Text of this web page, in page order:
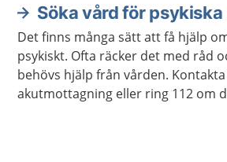
Söka vård för
Det finns många sätt att få hjälp
psykiskt. Ofta räcker det med råd
behövs hjälp från vården.
akutmottagning eller ring 112 om